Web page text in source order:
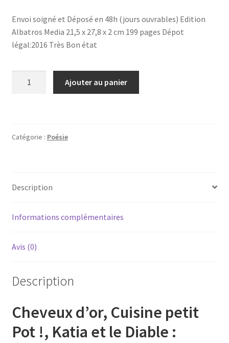
Envoi soigné et Déposé en 48h (jours ouvrables) Edition
Albatros Media 21,5 x 27,8 x 2 cm 199 pages Dépot
légal:2016 Très Bon état
Contes
Ajouter au panier
Catégorie : Poésie
Description
Informations complémentaires
Avis (0)
Description
Cheveux d’or, Cuisine petit
Pot !, Katia et le Diable :